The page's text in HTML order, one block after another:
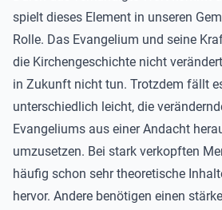
spielt dieses Element in unseren
Rolle. Das Evangelium und seine
die Kirchengeschichte nicht
in Zukunft nicht tun. Trotzdem fällt
unterschiedlich leicht, die
Evangeliums aus einer Andacht
umzusetzen. Bei stark verkopften
häufig schon sehr theoretische
hervor. Andere benötigen einen